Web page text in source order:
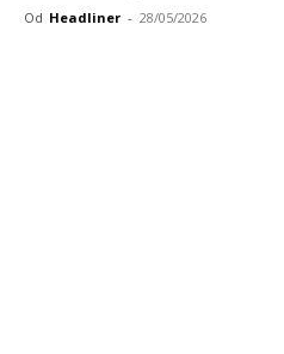
Od Headliner - 28/05/2026